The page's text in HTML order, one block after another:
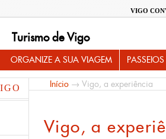
VIGO
Turismo de Vigo
ORGANIZE A SUA VIAGEM
Início → Vigo, a experiência
Vigo, a